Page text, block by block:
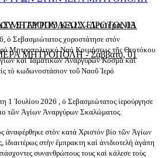
ΜΗΤΡΟΠΟΛΕΩΣ-Δευτέρα, 03
ΣΤΑΥΡΟΥ ΚΑΙ ΧΕΙΡΟΤΟΝΙΑ
ΜΗΤΡΟΠΟΛΗ-Σάββατο, 01
ὁ Σεβασμιώτατος χοροστά­τησε στόν
Μητροπολιτικό Ναό Κοιμήσεως τῆς Θεοτόκου
καὶ Ἰαματικῶν Ἀναργύρων Κοσμᾶ καὶ
τὸ κωδωνοστάσιον τοῦ Ναοῦ Ἱερό
1 Ἰουλίου 2026 , ὁ Σεβασμιώτατος ἱερούργησε
τῶν Ἁγίων Ἀναργύρων Σκαλώματος.
ἀναφέρθηκε στὸν κατά Χριστόν βίο τῶν Ἁγίων
ἰδιαιτέρως στὴν ἔμπρακτη καὶ ἀνιδιοτελή ἀγάπη
συνανθρώπους τους καὶ κάλεσε τοὺς